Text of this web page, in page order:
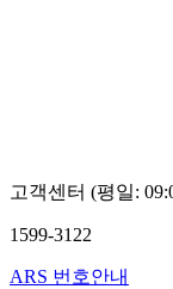
고객센터 (평일:
1599-3122
ARS 번호안내